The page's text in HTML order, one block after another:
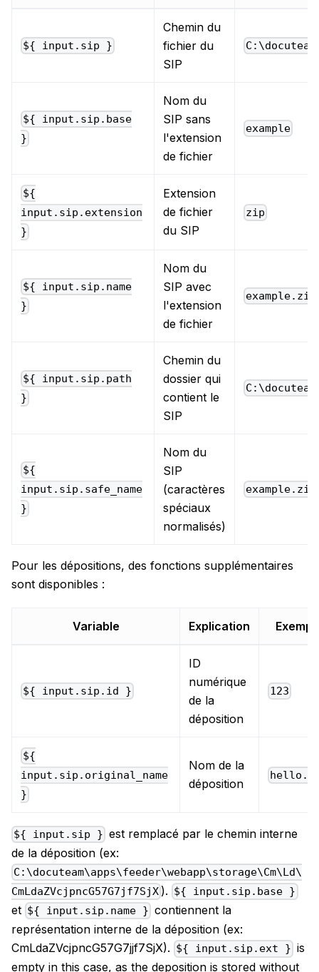
${ input.sip }
Chemin du
fichier du
SIP
${ input.sip.base
}
Nom du
SIP sans
l'extension
de fichier
example
${
input.sip.extension
}
Extension
de fichier
du SIP
zip
${ input.sip.name
}
Nom du
SIP avec
l'extension
de fichier
example.zip
${ input.sip.path
}
Chemin du
dossier qui
contient le
SIP
${
input.sip.safe_name
}
Nom du
SIP
(caractères
spéciaux
normalisés)
example.zip
Pour les dépositions, des fonctions supplémentaires
sont disponibles :
Variable Explication
${ input.sip.id }
ID
numérique
de la
déposition
123
${
input.sip.original_name
}
Nom de la
déposition
${ input.sip } est remplacé par le chemin interne
de la déposition (ex:
C:\docuteam\apps\feeder\webapp\storage\Cm\Ld\
CmLdaZVcjpncG57G7jf7SjX ). ${ input.sip.base }
et ${ input.sip.name } contiennent la
représentation interne de la déposition (ex:
CmLdaZVcjpncG57G7jjf7SjX). ${ input.sip.ext } is
empty in this case, as the deposition is stored without